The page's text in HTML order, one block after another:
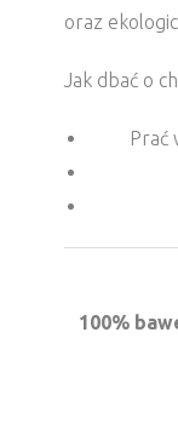
oraz
Jak dbać o
Prać
100%